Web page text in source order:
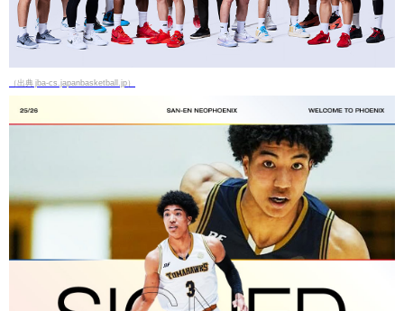
（出典 jba-cs.japanbasketball.jp）